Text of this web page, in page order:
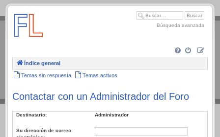
.
Búsqueda avanzada
Índice general
Temas sin respuesta Temas activos
Contactar con un Administrador del Foro
Destinatario: Administrador
Su dirección de correo